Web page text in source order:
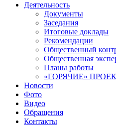
Деятельность
Документы
Заседания
Итоговые доклады
Рекомендации
Общественный
Общественная
Планы работы
«ГОРЯЧИЕ»
Новости
Фото
Видео
Обращения
Контакты